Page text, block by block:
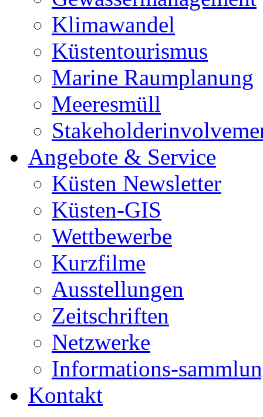
Klimawandel
Küstentourismus
Marine Raumplanung
Meeresmüll
Angebote & Service
Küsten Newsletter
Küsten-GIS
Wettbewerbe
Kurzfilme
Ausstellungen
Zeitschriften
Netzwerke
Informations-
Kontakt